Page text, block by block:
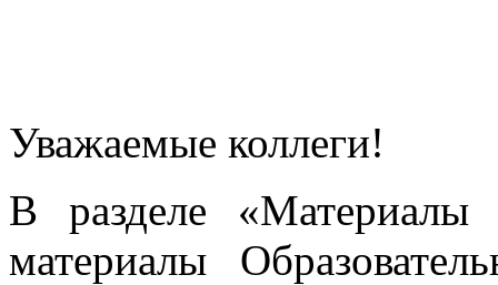
Уважаемые коллеги!
В разделе «Материалы
материалы